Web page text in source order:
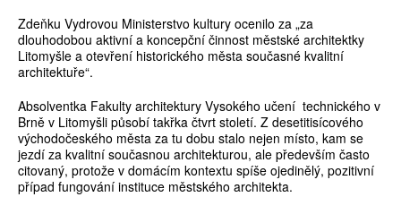
Zdeňku Vydrovou Ministerstvo kultury ocenilo za „za
dlouhodobou aktivní a koncepční činnost městské architektky
Litomyšle a otevření historického města současné kvalitní
architektuře“.
Absolventka Fakulty architektury Vysokého učení technického v
Brně v Litomyšli působí takřka čtvrt století. Z desetitisícového
východočeského města za tu dobu stalo nejen místo, kam se
jezdí za kvalitní současnou architekturou, ale především často
citovaný, protože v domácím kontextu spíše ojedinělý, pozitivní
případ fungování instituce městského architekta.